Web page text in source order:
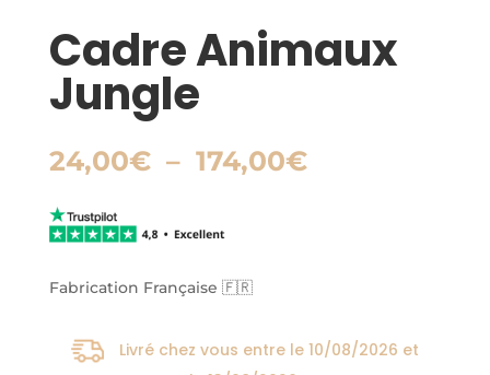
Cadre Animaux
Jungle
24,00€ – 174,00€Plage
Fabrication Française 🇫🇷
Livré chez vous entre le 10/08/2026 et